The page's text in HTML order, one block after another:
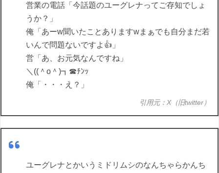
営業の電話「今話題のユーグレナってご存知でしょ
うか？」
俺「あーw聞いたことありますwまぁでも自分まだ若
いんで問題ないですよ👍」
営「あ、お元気なんですね」
＼((＾o＾)┓☎ﾁﾝｯ
俺「・・・え？」
引用元：X（旧twitter）
ユーグレナとかいうミドリムシのなんちゃらかんち